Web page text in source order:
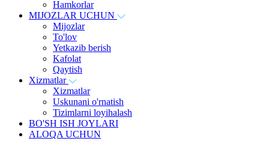
Hamkorlar
MIJOZLAR UCHUN
Mijozlar
To'lov
Yetkazib berish
Kafolat
Qaytish
Xizmatlar
Xizmatlar
Uskunani o'rnatish
Tizimlarni loyihalash
BO'SH ISH JOYLARI
ALOQA UCHUN